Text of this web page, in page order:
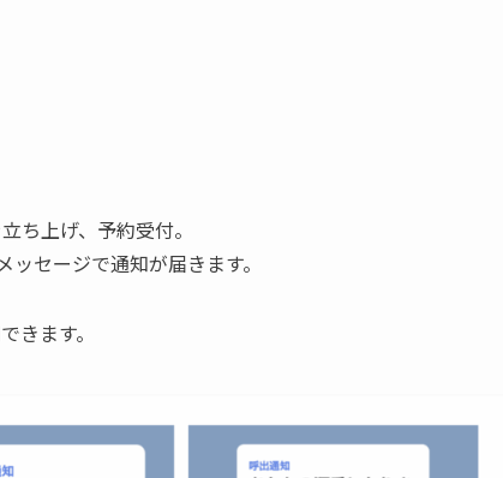
ち上げ、予約受付。
セージで通知が届きます。
きます。